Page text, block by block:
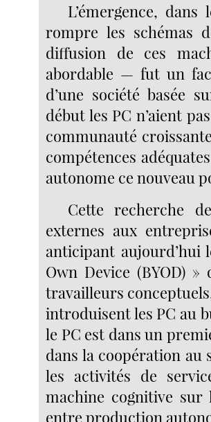
L’émergence,
rompre les schémas
diffusion de ces
abordable — fut un
d’une société basée
début les PC n’aient
communauté
compétences
autonome ce nouveau
Cette recherche
externes aux
anticipant aujourd’hui
Own Device (BYOD)
travailleurs
introduisent les PC au
le PC est dans un
dans la coopération au
les activités de
machine cognitive
entre production